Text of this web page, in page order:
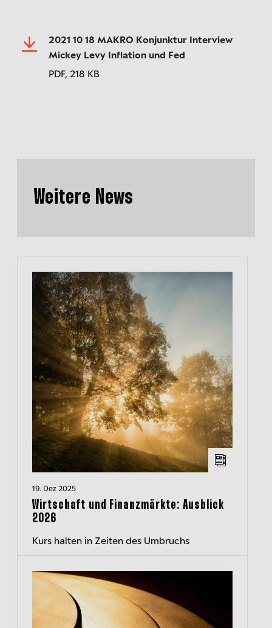
2021 10 18 MAKRO Konjunktur Interview
Mickey Levy Inflation und Fed
PDF, 218 KB
Weitere News
19. Dez 2025
Wirtschaft und Finanzmärkte: Ausblick
2026
Kurs halten in Zeiten des Umbruchs